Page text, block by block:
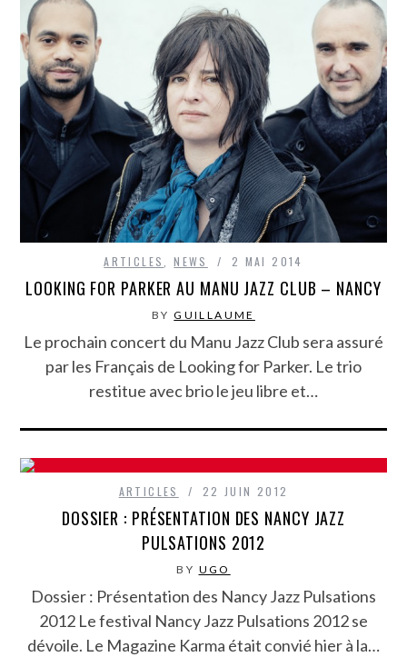
ARTICLES ,NEWS 2 MAI 2014
LOOKING FOR PARKER AU MANU JAZZ CLUB – NANCY
BYGUILLAUME
Le prochain concert du Manu Jazz Club sera assuré
par les Français de Looking for Parker. Le trio
restitue avec brio le jeu libre et…
ARTICLES 22 JUIN 2012
DOSSIER : PRÉSENTATION DES NANCY JAZZ
PULSATIONS 2012
BY UGO
Dossier : Présentation des Nancy Jazz Pulsations
2012 Le festival Nancy Jazz Pulsations 2012 se
dévoile. Le Magazine Karma était convié hier à la…